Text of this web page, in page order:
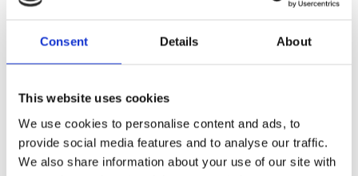
Consent Details About
This website uses cookies
We use cookies to personalise content and ads, to
provide social media features and to analyse our traffic.
We also share information about your use of our site with
märkta*